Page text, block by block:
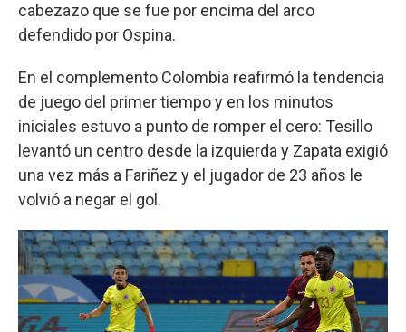
cabezazo que se fue por encima del arco
defendido por Ospina.
En el complemento Colombia reafirmó la tendencia
de juego del primer tiempo y en los minutos
iniciales estuvo a punto de romper el cero: Tesillo
levantó un centro desde la izquierda y Zapata exigió
una vez más a Fariñez y el jugador de 23 años le
volvió a negar el gol.